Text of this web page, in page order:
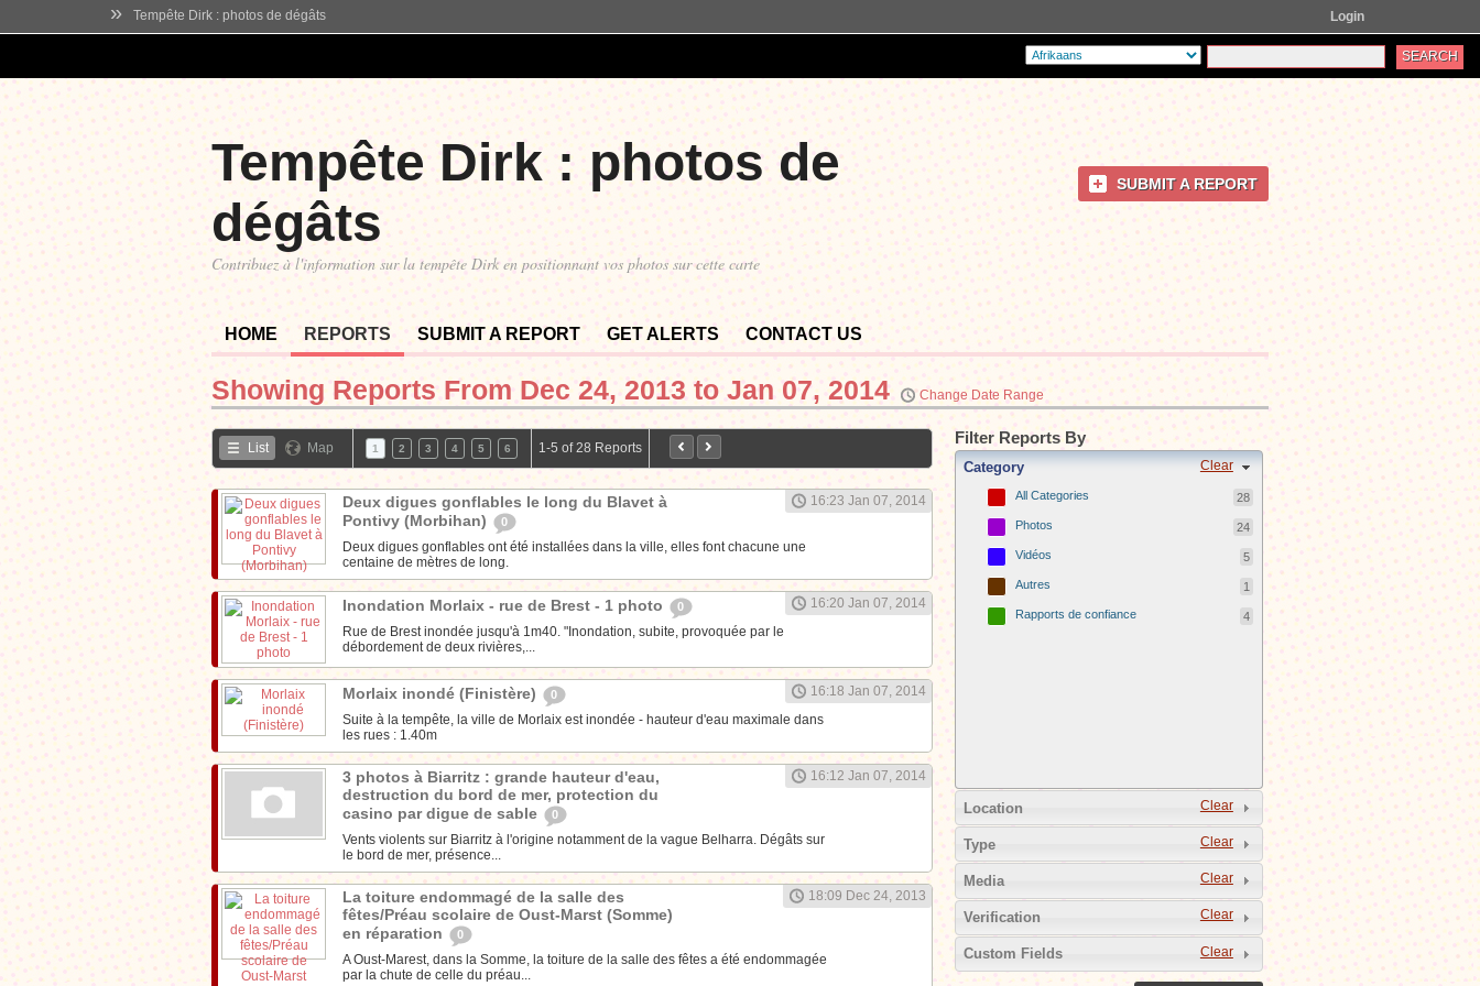
» Tempête Dirk : photos de dégâts Login
Tempête Dirk : photos de
dégâts
Contribuez à l'information sur la tempête Dirk en positionnant vos photos sur cette carte
SUBMIT A REPORT
HOME REPORTS SUBMIT A REPORT GET ALERTS CONTACT US
Showing Reports From Dec 24, 2013 to Jan 07, 2014 Change Date Range
List Map 1 2 3 4 5 6 1-5 of 28 Reports
Deux digues gonflables le long du Blavet à
Pontivy (Morbihan)
0
16:23 Jan 07, 2014
Deux digues gonflables ont été installées dans la ville, elles font chacune une
centaine de mètres de long.
Inondation Morlaix - rue de Brest - 1 photo 0
16:20 Jan 07, 2014
Rue de Brest inondée jusqu'à 1m40. "Inondation, subite, provoquée par le
débordement de deux rivières,...
Morlaix inondé (Finistère) 0
16:18 Jan 07, 2014
Suite à la tempête, la ville de Morlaix est inondée - hauteur d'eau maximale dans
les rues : 1.40m
3 photos à Biarritz : grande hauteur d'eau,
destruction du bord de mer, protection du
casino par digue de sable
0
16:12 Jan 07, 2014
Vents violents sur Biarritz à l'origine notamment de la vague Belharra. Dégâts sur
le bord de mer, présence...
La toiture endommagé de la salle des
fêtes/Préau scolaire de Oust-Marst (Somme)
en réparation
0
18:09 Dec 24, 2013
A Oust-Marest, dans la Somme, la toiture de la salle des fêtes a été endommagée
par la chute de celle du préau...
Filter Reports By
Clear
Category
All Categories 28
Photos 24
Vidéos 5
Autres 1
Rapports de confiance 4
Clear
Location
Clear
Type
Clear
Media
Clear
Verification
Clear
Custom Fields